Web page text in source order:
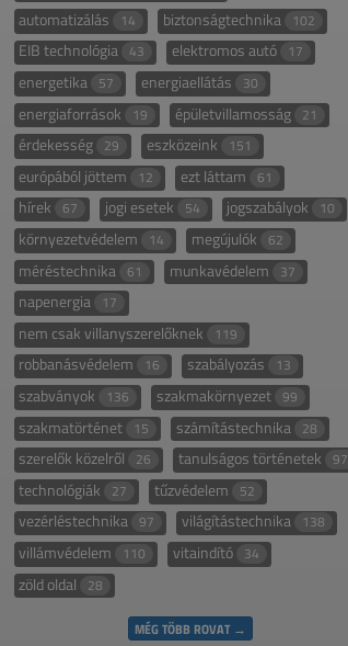
automatizálás 14 biztonságtechnika 102
EIB technológia 43 elektromos autó 17
energetika 57 energiaellátás 30
energiaforrások 19 épületvillamosság 21
érdekesség 29 eszközeink 151
európából jöttem 12 ezt láttam 61
hírek 67 jogi esetek 54 jogszabályok 10
környezetvédelem 14 megújulók 62
méréstechnika 61 munkavédelem 37
napenergia 17
nem csak villanyszerelőknek 119
robbanásvédelem 16 szabályozás 13
szabványok 136 szakmakörnyezet 99
szakmatörténet 15 számítástechnika 28
szerelők közelről 26 tanulságos történetek 97
technológiák 27 tűzvédelem 52
vezérléstechnika 97 világítástechnika 138
villámvédelem 110 vitaindító 34
zöld oldal 28
MÉG TÖBB ROVAT →